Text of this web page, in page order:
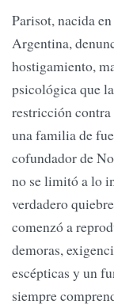
Parisot, nacida
Argentina,
hostigamiento,
psicológica que
restricción contra
una familia de
cofundador de
no se limitó a lo
verdadero
comenzó a
demoras,
escépticas y un
siempre